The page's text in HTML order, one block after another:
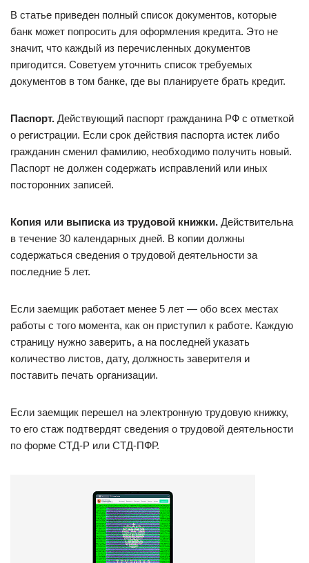
В статье приведен полный список документов, которые
банк может попросить для оформления кредита. Это не
значит, что каждый из перечисленных документов
пригодится. Советуем уточнить список требуемых
документов в том банке, где вы планируете брать кредит.
Паспорт. Действующий паспорт гражданина РФ с отметкой
о регистрации. Если срок действия паспорта истек либо
гражданин сменил фамилию, необходимо получить новый.
Паспорт не должен содержать исправлений или иных
посторонних записей.
Копия или выписка из трудовой книжки. Действительна
в течение 30 календарных дней. В копии должны
содержаться сведения о трудовой деятельности за
последние 5 лет.
Если заемщик работает менее 5 лет — обо всех местах
работы с того момента, как он приступил к работе. Каждую
страницу нужно заверить, а на последней указать
количество листов, дату, должность заверителя и
поставить печать организации.
Если заемщик перешел на электронную трудовую книжку,
то его стаж подтвердят сведения о трудовой деятельности
по форме СТД-Р или СТД-ПФР.